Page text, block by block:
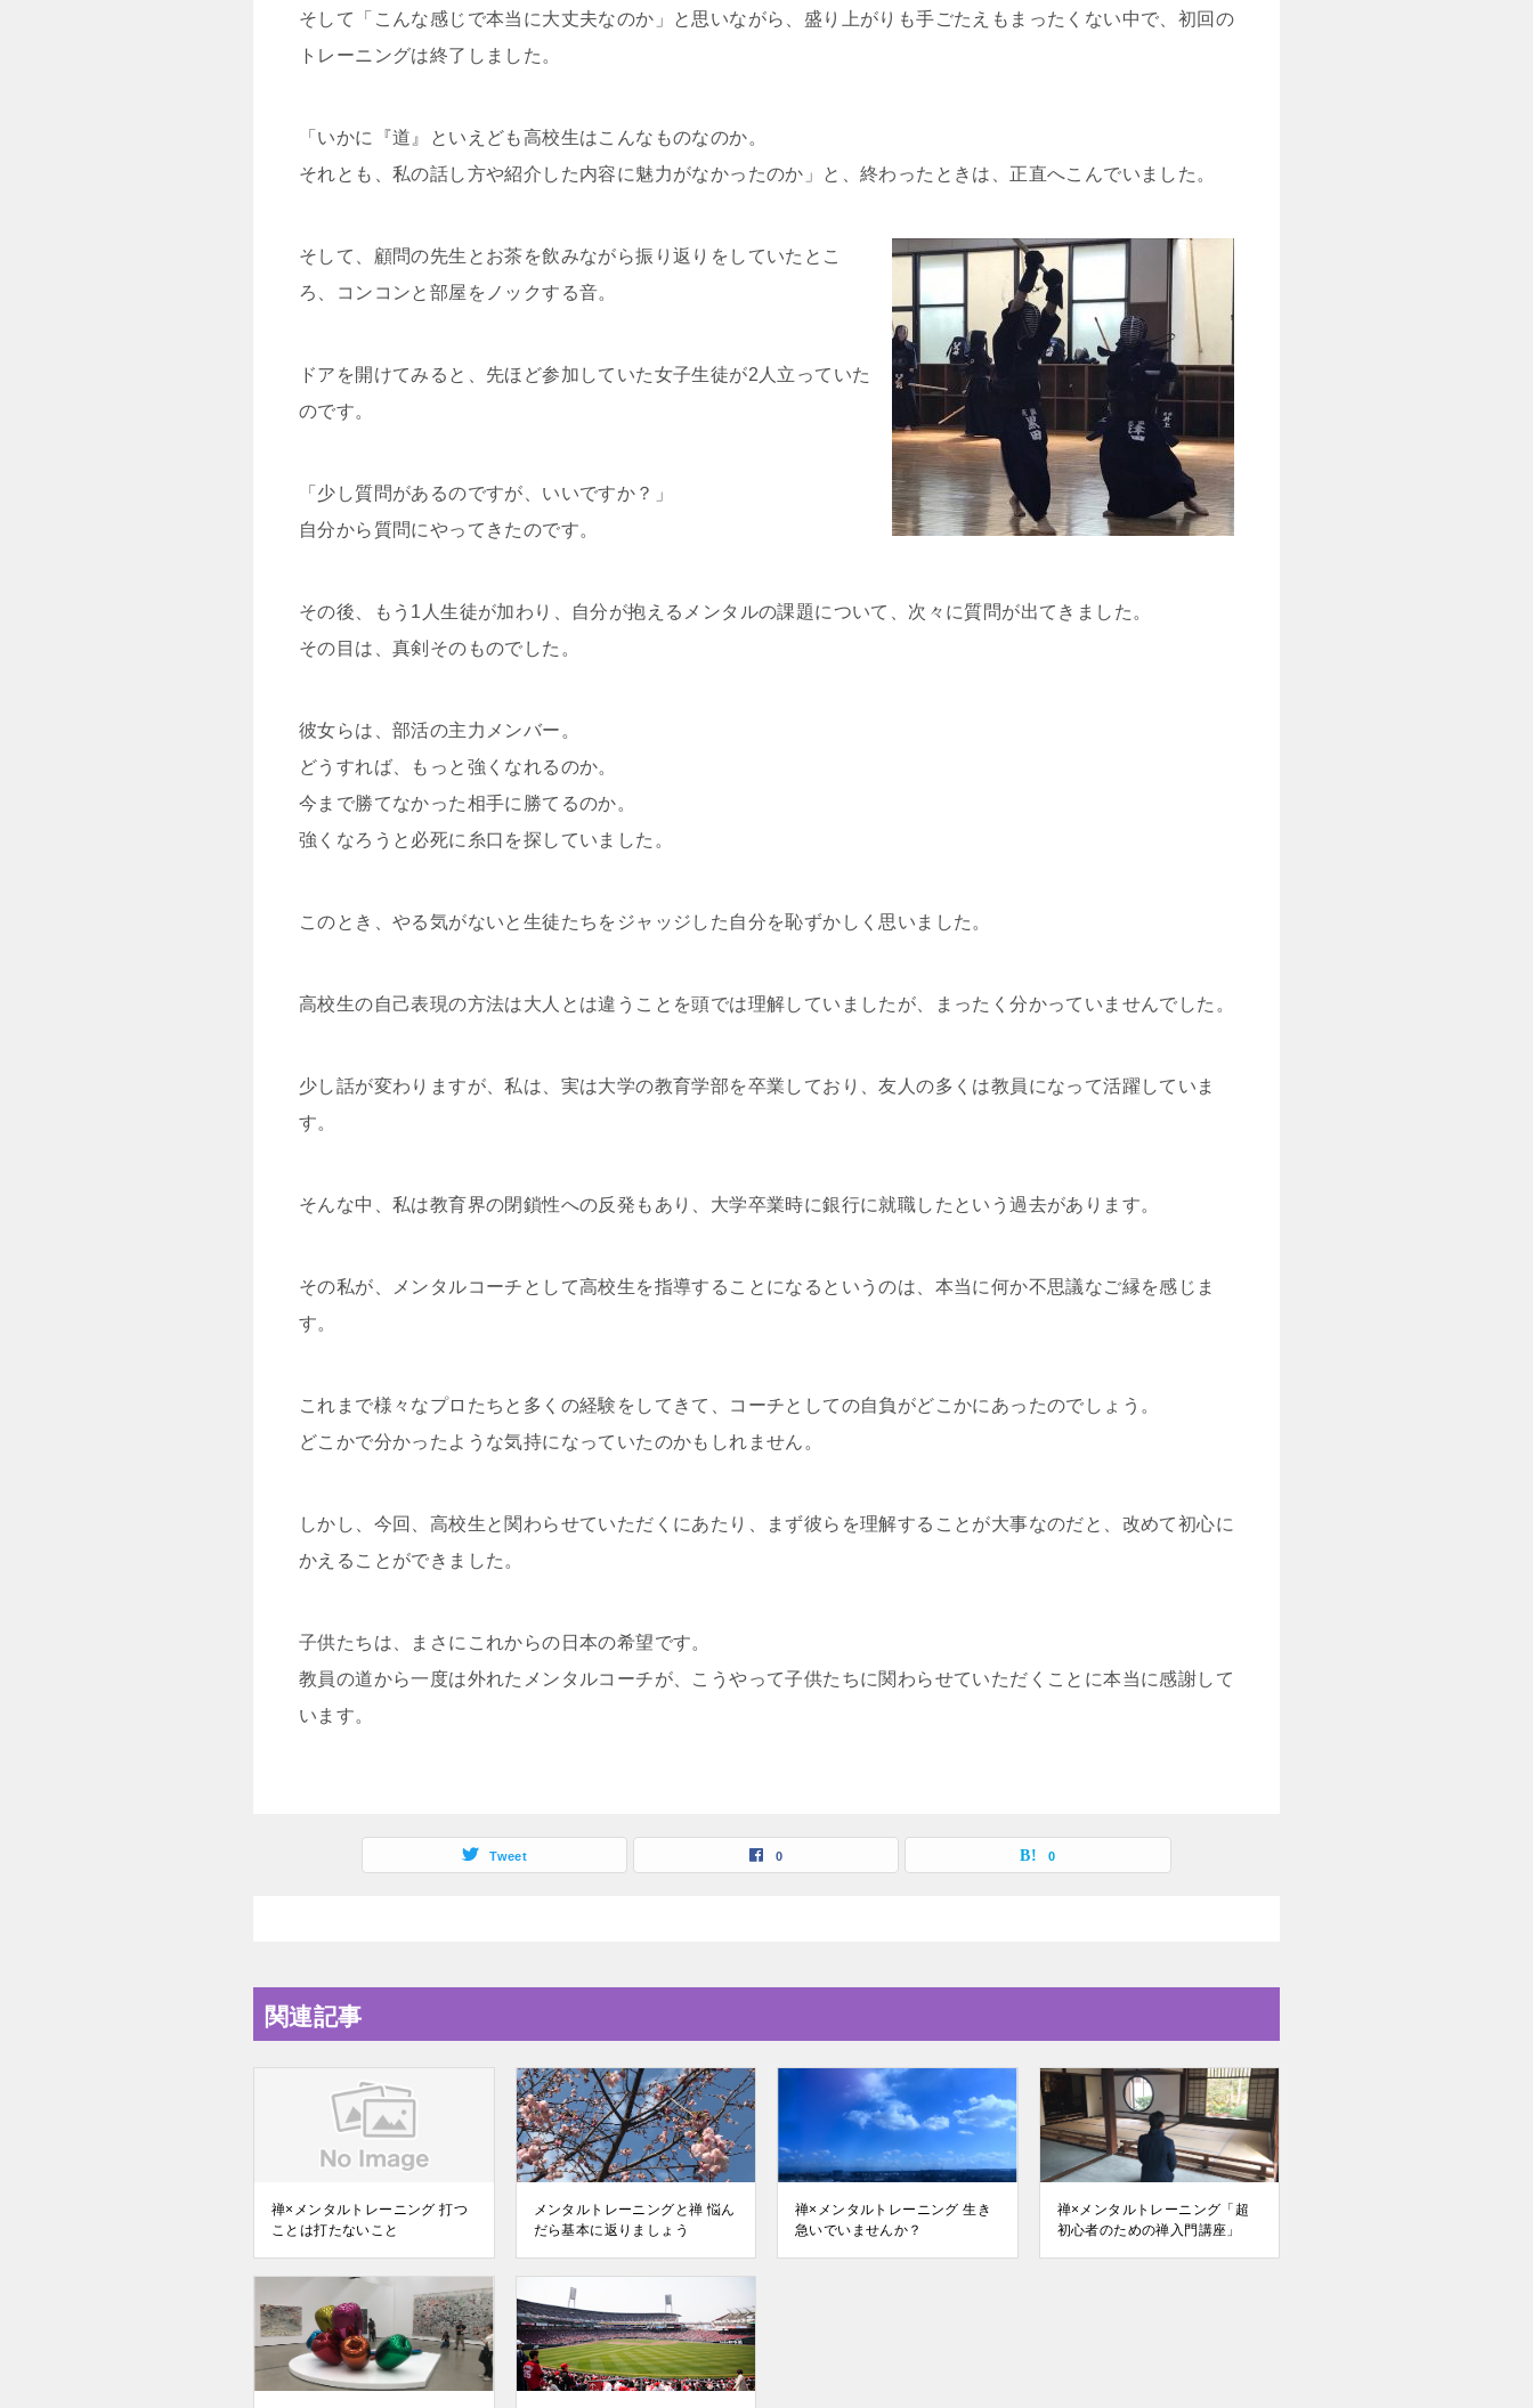
そして「こんな感じで本当に大丈夫なのか」と思いながら、盛り上がりも手ごたえもまったくない中で、初回の
トレーニングは終了しました。
「いかに『道』といえども高校生はこんなものなのか。
それとも、私の話し方や紹介した内容に魅力がなかったのか」と、終わったときは、正直へこんでいました。
そして、顧問の先生とお茶を飲みながら振り返りをしていたとこ
ろ、コンコンと部屋をノックする音。
ドアを開けてみると、先ほど参加していた女子生徒が2人立っていた
のです。
「少し質問があるのですが、いいですか？」
自分から質問にやってきたのです。
その後、もう1人生徒が加わり、自分が抱えるメンタルの課題について、次々に質問が出てきました。
その目は、真剣そのものでした。
彼女らは、部活の主力メンバー。
どうすれば、もっと強くなれるのか。
今まで勝てなかった相手に勝てるのか。
強くなろうと必死に糸口を探していました。
このとき、やる気がないと生徒たちをジャッジした自分を恥ずかしく思いました。
高校生の自己表現の方法は大人とは違うことを頭では理解していましたが、まったく分かっていませんでした。
少し話が変わりますが、私は、実は大学の教育学部を卒業しており、友人の多くは教員になって活躍していま
す。
そんな中、私は教育界の閉鎖性への反発もあり、大学卒業時に銀行に就職したという過去があります。
その私が、メンタルコーチとして高校生を指導することになるというのは、本当に何か不思議なご縁を感じま
す。
これまで様々なプロたちと多くの経験をしてきて、コーチとしての自負がどこかにあったのでしょう。
どこかで分かったような気持になっていたのかもしれません。
しかし、今回、高校生と関わらせていただくにあたり、まず彼らを理解することが大事なのだと、改めて初心に
かえることができました。
子供たちは、まさにこれからの日本の希望です。
教員の道から一度は外れたメンタルコーチが、こうやって子供たちに関わらせていただくことに本当に感謝して
います。
Tweet 0 0
関連記事
禅×メンタルトレーニング 打つ
ことは打たないこと
メンタルトレーニングと禅 悩ん
だら基本に返りましょう
禅×メンタルトレーニング 生き
急いでいませんか？
禅×メンタルトレーニング「超
初心者のための禅入門講座」